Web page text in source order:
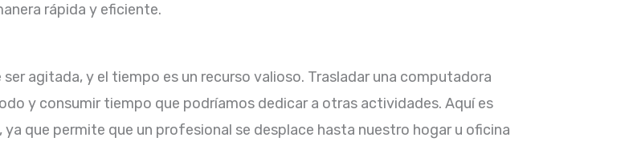
rápida y eficiente.​
agitada, y el tiempo es un recurso valioso. Trasladar una computadora
y consumir tiempo que podríamos dedicar a otras actividades. Aquí es
que permite que un profesional se desplace hasta nuestro hogar u oficina